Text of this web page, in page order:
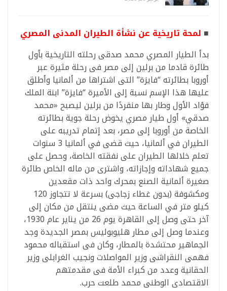
■ لمحة تاريخية عن نشأة الطيران المدنى المصري
بدأ الطيار المصري محمد صدقى رحلته التاريخية بأول
طائرة قادما من برلين إلى مصر فى رحلة مثيرة عبر
أوروبا بطائرته “فايزة” التى اشتراها من ألمانيا وأطلق
عليها هذا الإسم نسبة إلى الأميرة “فايزة” ابنة الملك
فؤاد الأول وطار بها منفردًا من برلين ليصبح «محمد
صدقي» أول طيار مصري يخوض رحلة جوية بطائرته
الخاصة من أوروبا إلى مصر، بعد إتمام تدريبه على
الطيران في ألمانيا، حيث قضى في ألمانيا 3 سنوات
تعلم خلالها الطيران على نفقته الخاصة، وحصل على
جميع شهاداته وإجازاته، واشترى من ماله الخاص طائرة
صغيرة ألمانية الصنع بمحرك واحد ذات مقعدين
ومكشوفة (بدون غطاء زجاجى) بسرعة لا تتجاوز 120
كيلو متر في الساعة حيث مضى ينتقل من مكان إلى
آخر حتى وصل إلى القاهرة يوم 26 من يناير عام 1930،
وعندما وصل إلى مطار هليوبوليس بمصر الجديدة وجد
الجماهير محتشدة بالمطار، وكان فى استقباله محمود
فهمى النقراشى وزير المواصلات ونجيب الغرابلى وزير
الحقانية وعدد من كبراء الأمة فى مقدمتهم
الاقتصادى الوطنى محمد طلعت حرب.